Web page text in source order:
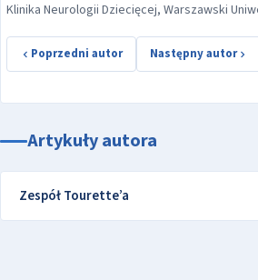
Klinika Neurologii Dziecięcej, Warszawski
Poprzedni autor Następny autor
Artykuły autora
Zespół Tourette’a